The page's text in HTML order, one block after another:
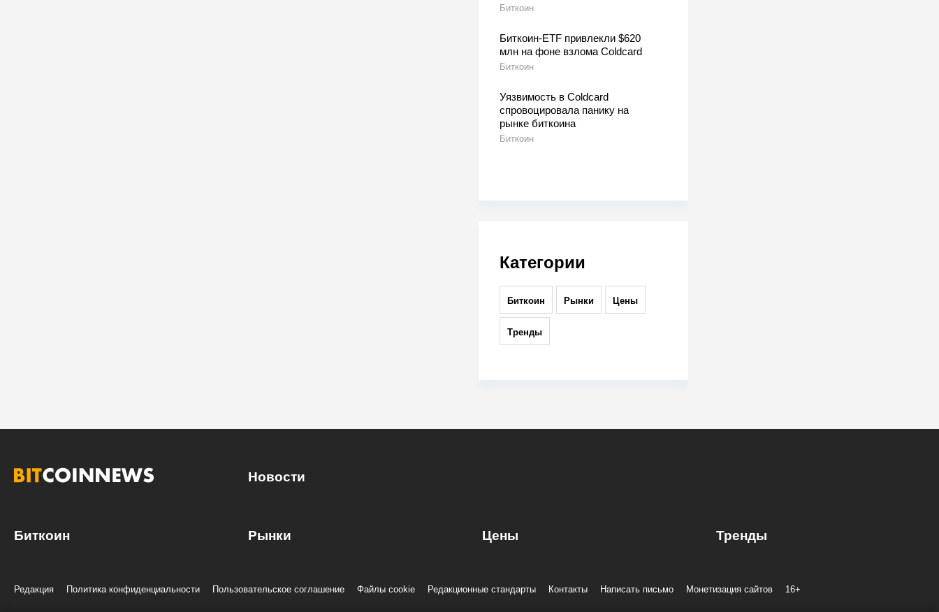
Биткоин
Биткоин-ETF привлекли $620
млн на фоне взлома Coldcard
Биткоин
Уязвимость в Coldcard
спровоцировала панику на
рынке биткоина
Биткоин
Категории
Биткоин Рынки Цены
Тренды
Новости
Биткоин Рынки Цены Тренды
Редакция Политика конфиденциальности Пользовательское соглашение Файлы cookie Редакционные стандарты Контакты Написать письмо Монетизация сайтов 16+